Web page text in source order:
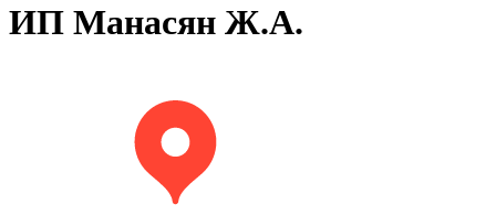
ИП Манасян Ж.А.